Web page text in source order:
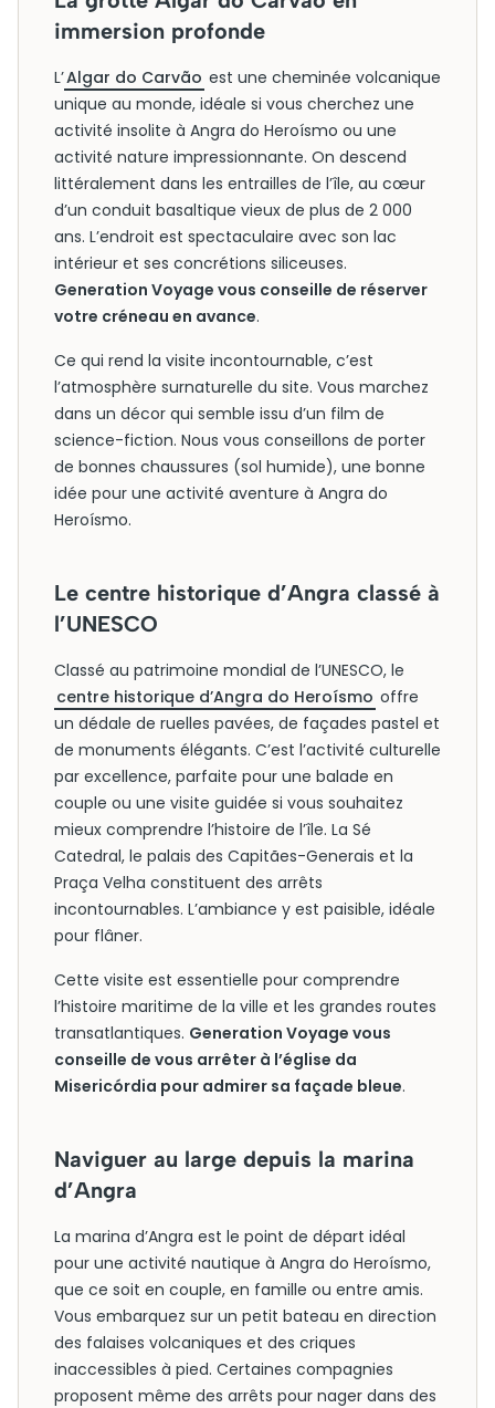
immersion profonde
L’Algar do Carvão est une cheminée volcanique
unique au monde, idéale si vous cherchez une
activité insolite à Angra do Heroísmo ou une
activité nature impressionnante. On descend
littéralement dans les entrailles de l’île, au cœur
d’un conduit basaltique vieux de plus de 2 000
ans. L’endroit est spectaculaire avec son lac
intérieur et ses concrétions siliceuses.
Generation Voyage vous conseille de réserver
votre créneau en avance.
Ce qui rend la visite incontournable, c’est
l’atmosphère surnaturelle du site. Vous marchez
dans un décor qui semble issu d’un film de
science-fiction. Nous vous conseillons de porter
de bonnes chaussures (sol humide), une bonne
idée pour une activité aventure à Angra do
Heroísmo.
Le centre historique d’Angra classé à
l’UNESCO
Classé au patrimoine mondial de l’UNESCO, le
centre historique d’Angra do Heroísmo offre
un dédale de ruelles pavées, de façades pastel et
de monuments élégants. C’est l’activité culturelle
par excellence, parfaite pour une balade en
couple ou une visite guidée si vous souhaitez
mieux comprendre l’histoire de l’île. La Sé
Catedral, le palais des Capitães-Generais et la
Praça Velha constituent des arrêts
incontournables. L’ambiance y est paisible, idéale
pour flâner.
Cette visite est essentielle pour comprendre
l’histoire maritime de la ville et les grandes routes
transatlantiques. Generation Voyage vous
conseille de vous arrêter à l’église da
Misericórdia pour admirer sa façade bleue.
Naviguer au large depuis la marina
d’Angra
La marina d’Angra est le point de départ idéal
pour une activité nautique à Angra do Heroísmo,
que ce soit en couple, en famille ou entre amis.
Vous embarquez sur un petit bateau en direction
des falaises volcaniques et des criques
inaccessibles à pied. Certaines compagnies
proposent même des arrêts pour nager dans des